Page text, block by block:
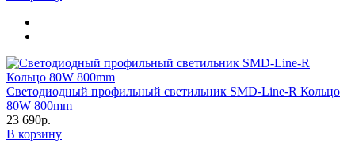
Светодиодный профильный светильник SMD-Line-R Кольцо
80W 800mm
23 690р.
В корзину